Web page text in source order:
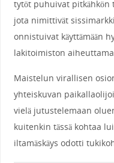
tytöt puhuivat
jota nimittivät
onnistuivat käyttämään
lakitoimiston
Maistelun virallisen
yhteiskuvan
vielä jutustelemaan
kuitenkin tässä kohtaa
iltamäskäys odotti